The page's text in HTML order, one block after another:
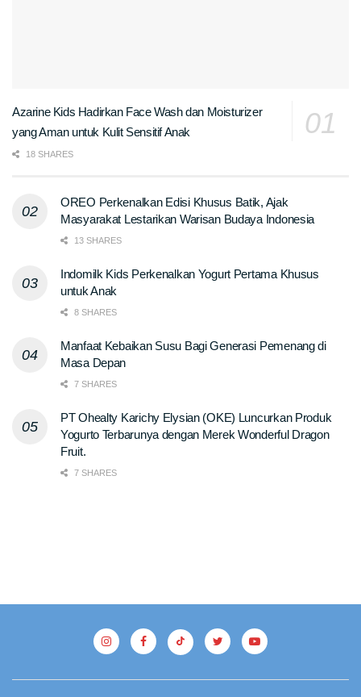
Azarine Kids Hadirkan Face Wash dan Moisturizer
yang Aman untuk Kulit Sensitif Anak
18 SHARES
OREO Perkenalkan Edisi Khusus Batik, Ajak
Masyarakat Lestarikan Warisan Budaya Indonesia
13 SHARES
Indomilk Kids Perkenalkan Yogurt Pertama Khusus
untuk Anak
8 SHARES
Manfaat Kebaikan Susu Bagi Generasi Pemenang di
Masa Depan
7 SHARES
PT Ohealty Karichy Elysian (OKE) Luncurkan Produk
Yogurto Terbarunya dengan Merek Wonderful Dragon
Fruit.
7 SHARES